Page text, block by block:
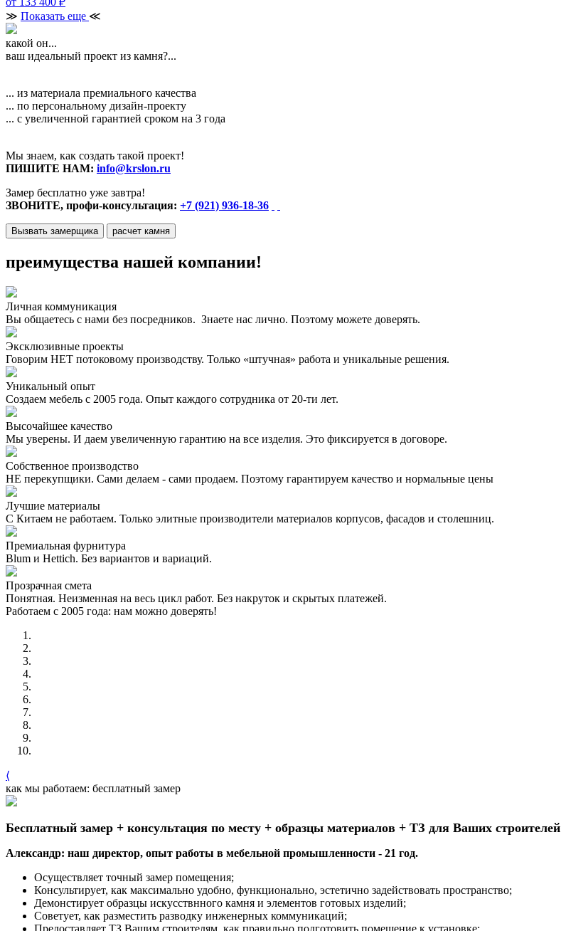
≫ Показать еще ≪
какой он...
ваш идеальный проект из камня?...
... из материала премиального качества
... по персональному дизайн-проекту
... с увеличенной гарантией сроком на 3 года
Мы знаем, как создать такой проект!
ПИШИТЕ НАМ: info@krslon.ru
Замер бесплатно уже завтра!
ЗВОНИТЕ, профи-консультация: +7 (921) 936-18-36
Вызвать замерщика расчет камня
преимущества нашей компании!
Личная коммуникация
Вы общаетесь с нами без посредников. Знаете нас лично. Поэтому можете доверять.
Эксклюзивные проекты
Говорим НЕТ потоковому производству. Только «штучная» работа и уникальные решения.
Уникальный опыт
Создаем мебель с 2005 года. Опыт каждого сотрудника от 20-ти лет.
Высочайшее качество
Мы уверены. И даем увеличенную гарантию на все изделия. Это фиксируется в договоре.
Собственное производство
НЕ перекупщики. Сами делаем - сами продаем. Поэтому гарантируем качество и нормальные цены
Лучшие материалы
С Китаем не работаем. Только элитные производители материалов корпусов, фасадов и столешниц.
Премиальная фурнитура
Blum и Hettich. Без вариантов и вариаций.
Прозрачная смета
Понятная. Неизменная на весь цикл работ. Без накруток и скрытых платежей.
Работаем с 2005 года: нам можно доверять!
⟨
как мы работаем: бесплатный замер
Бесплатный замер + консультация по месту + образцы материалов + ТЗ для Ваших строителей
Александр: наш директор, опыт работы в мебельной промышленности - 21 год.
Осуществляет точный замер помещения;
Консультирует, как максимально удобно, функционально, эстетично задействовать пространство;
Демонстирует образцы искусствнного камня и элементов готовых изделий;
Советует, как разместить разводку инженерных коммуникаций;
Предоставляет ТЗ Вашим строителям, как правильно подготовить помещение к установке;